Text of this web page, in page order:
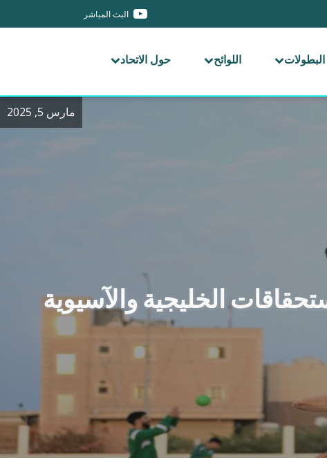
البث المباشر
البطولات اللوائح حول الاتحاد
مارس 5, 2025
الخليجية والآسيوية